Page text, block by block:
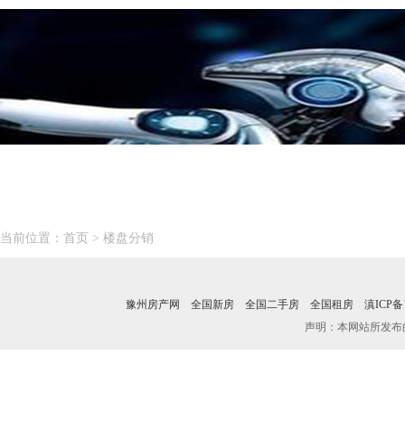
当前位置： 首页 > 楼盘分销
豫州房产网 全国新房 全国二手房 全国租房
滇ICP备
声明：本网站所发